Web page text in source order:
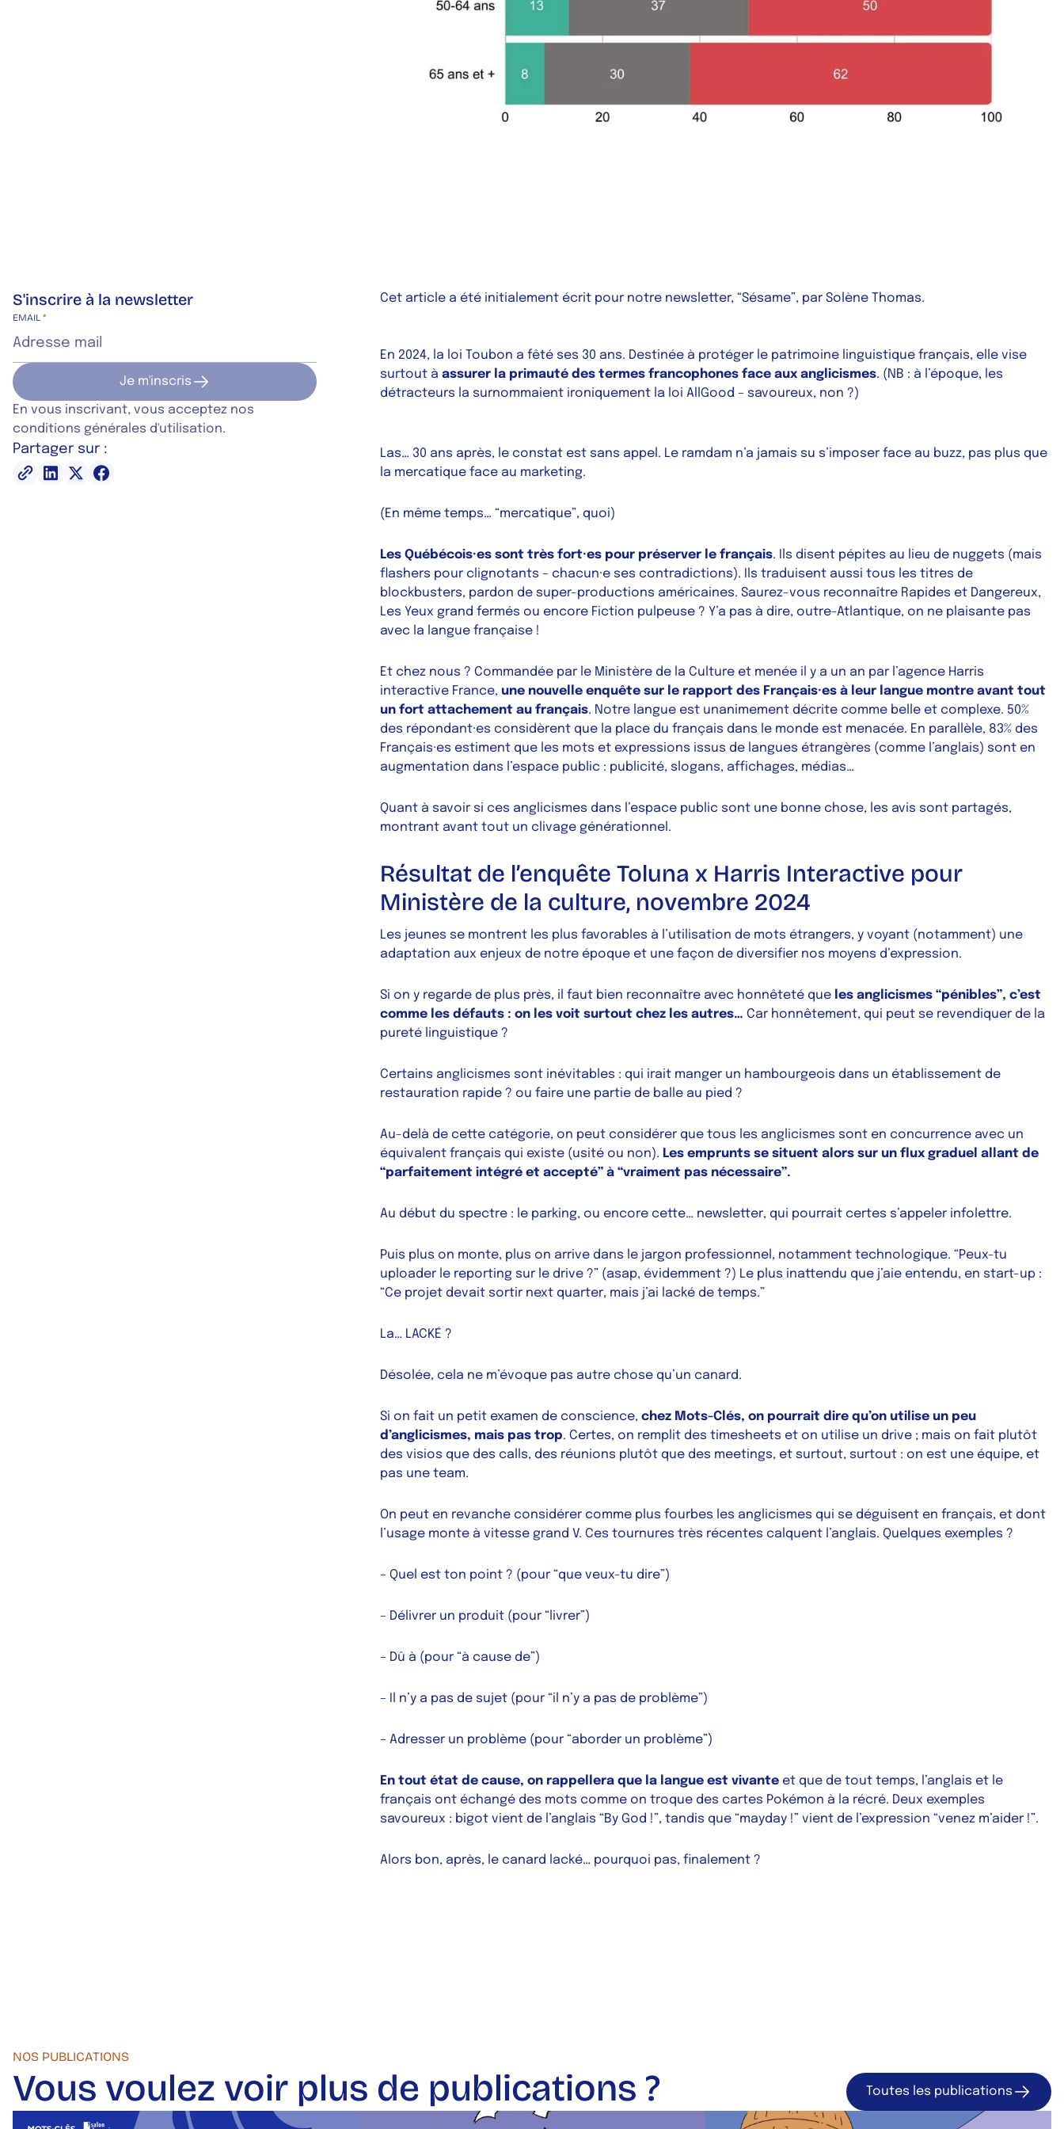
S'inscrire à la newsletter
EMAIL *
Site web de l’entreprise
Je m'inscris Je m'inscris
En vous inscrivant, vous acceptez nos
conditions générales d'utilisation.
Partager sur :
Cet article a été initialement écrit pour notre newsletter, “Sésame”, par Solène Thomas.
En 2024, la loi Toubon a fêté ses 30 ans. Destinée à protéger le patrimoine linguistique français, elle vise
surtout à assurer la primauté des termes francophones face aux anglicismes. (NB : à l’époque, les
détracteurs la surnommaient ironiquement la loi AllGood – savoureux, non ?)
Las… 30 ans après, le constat est sans appel. Le ramdam n’a jamais su s’imposer face au buzz, pas plus que
la mercatique face au marketing.
(En même temps… “mercatique”, quoi)
Les Québécois·es sont très fort·es pour préserver le français. Ils disent pépites au lieu de nuggets (mais
flashers pour clignotants – chacun·e ses contradictions). Ils traduisent aussi tous les titres de
blockbusters, pardon de super-productions américaines. Saurez-vous reconnaître Rapides et Dangereux,
Les Yeux grand fermés ou encore Fiction pulpeuse ? Y’a pas à dire, outre-Atlantique, on ne plaisante pas
avec la langue française !
Et chez nous ? Commandée par le Ministère de la Culture et menée il y a un an par l’agence Harris
interactive France, une nouvelle enquête sur le rapport des Français·es à leur langue montre avant tout
un fort attachement au français. Notre langue est unanimement décrite comme belle et complexe. 50%
des répondant·es considèrent que la place du français dans le monde est menacée. En parallèle, 83% des
Français·es estiment que les mots et expressions issus de langues étrangères (comme l’anglais) sont en
augmentation dans l’espace public : publicité, slogans, affichages, médias…
Quant à savoir si ces anglicismes dans l’espace public sont une bonne chose, les avis sont partagés,
montrant avant tout un clivage générationnel.
Résultat de l’enquête Toluna x Harris Interactive pour
Ministère de la culture, novembre 2024
Les jeunes se montrent les plus favorables à l’utilisation de mots étrangers, y voyant (notamment) une
adaptation aux enjeux de notre époque et une façon de diversifier nos moyens d’expression.
Si on y regarde de plus près, il faut bien reconnaître avec honnêteté que les anglicismes “pénibles”, c’est
comme les défauts : on les voit surtout chez les autres… Car honnêtement, qui peut se revendiquer de la
pureté linguistique ?
Certains anglicismes sont inévitables : qui irait manger un hambourgeois dans un établissement de
restauration rapide ? ou faire une partie de balle au pied ?
Au-delà de cette catégorie, on peut considérer que tous les anglicismes sont en concurrence avec un
équivalent français qui existe (usité ou non). Les emprunts se situent alors sur un flux graduel allant de
“parfaitement intégré et accepté” à “vraiment pas nécessaire”.
Au début du spectre : le parking, ou encore cette… newsletter, qui pourrait certes s’appeler infolettre.
Puis plus on monte, plus on arrive dans le jargon professionnel, notamment technologique. “Peux-tu
uploader le reporting sur le drive ?” (asap, évidemment ?) Le plus inattendu que j’aie entendu, en start-up :
“Ce projet devait sortir next quarter, mais j’ai lacké de temps.”
La… LACKÉ ?
Désolée, cela ne m’évoque pas autre chose qu’un canard.
Si on fait un petit examen de conscience, chez Mots-Clés, on pourrait dire qu’on utilise un peu
d’anglicismes, mais pas trop. Certes, on remplit des timesheets et on utilise un drive ; mais on fait plutôt
des visios que des calls, des réunions plutôt que des meetings, et surtout, surtout : on est une équipe, et
pas une team.
On peut en revanche considérer comme plus fourbes les anglicismes qui se déguisent en français, et dont
l’usage monte à vitesse grand V. Ces tournures très récentes calquent l’anglais. Quelques exemples ?
– Quel est ton point ? (pour “que veux-tu dire”)
– Délivrer un produit (pour “livrer”)
– Dû à (pour “à cause de”)
– Il n’y a pas de sujet (pour “il n’y a pas de problème”)
– Adresser un problème (pour “aborder un problème”)
En tout état de cause, on rappellera que la langue est vivante et que de tout temps, l’anglais et le
français ont échangé des mots comme on troque des cartes Pokémon à la récré. Deux exemples
savoureux : bigot vient de l’anglais “By God !”, tandis que “mayday !” vient de l’expression “venez m’aider !”.
Alors bon, après, le canard lacké… pourquoi pas, finalement ?
NOS PUBLICATIONS
Vous voulez voir plus de publications ? Toutes les publications